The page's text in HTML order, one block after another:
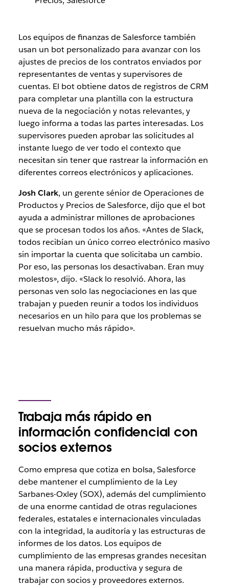
Los equipos de finanzas de Salesforce también
usan un bot personalizado para avanzar con los
ajustes de precios de los contratos enviados por
representantes de ventas y supervisores de
cuentas. El bot obtiene datos de registros de CRM
para completar una plantilla con la estructura
nueva de la negociación y notas relevantes, y
luego informa a todas las partes interesadas. Los
supervisores pueden aprobar las solicitudes al
instante luego de ver todo el contexto que
necesitan sin tener que rastrear la información en
diferentes correos electrónicos y aplicaciones.
Josh Clark, un gerente sénior de Operaciones de
Productos y Precios de Salesforce, dijo que el bot
ayuda a administrar millones de aprobaciones
que se procesan todos los años. «Antes de Slack,
todos recibían un único correo electrónico masivo
sin importar la cuenta que solicitaba un cambio.
Por eso, las personas los desactivaban. Eran muy
molestos», dijo. «Slack lo resolvió. Ahora, las
personas ven solo las negociaciones en las que
trabajan y pueden reunir a todos los individuos
necesarios en un hilo para que los problemas se
resuelvan mucho más rápido».
Trabaja más rápido en
información confidencial con
socios externos
Como empresa que cotiza en bolsa, Salesforce
debe mantener el cumplimiento de la Ley
Sarbanes-Oxley (SOX), además del cumplimiento
de una enorme cantidad de otras regulaciones
federales, estatales e internacionales vinculadas
con la integridad, la auditoría y las estructuras de
informes de los datos. Los equipos de
cumplimiento de las empresas grandes necesitan
una manera rápida, productiva y segura de
trabajar con socios y proveedores externos.